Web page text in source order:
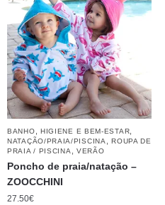
BANHO HIGIENE E BEM-ESTAR
NATAÇÃO/PRAIA/PISCINA ,ROUPA DE
PRAIA / PISCINA
VERÃO
Poncho de praia/natação –
ZOOCCHINI
27.50€